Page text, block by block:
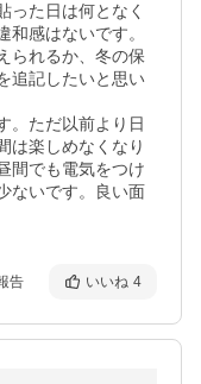
った日は何となく
感はないです。
られるか、冬の保
追記したいと思い
。ただ以前より日
は楽しめなくなり
間でも電気をつけ
ないです。良い面
告 いいね 4